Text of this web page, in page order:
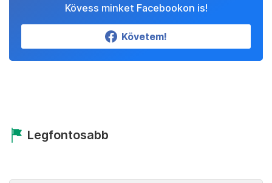
Kövess minket Facebookon is!
Követem!
Legfontosabb